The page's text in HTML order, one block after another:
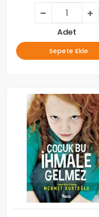
Adet
Sepete Ekle